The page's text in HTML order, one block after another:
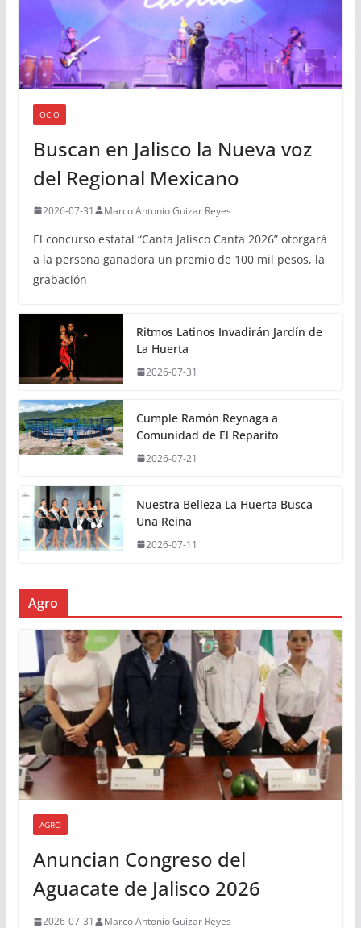
OCIO
Buscan en Jalisco la Nueva voz
del Regional Mexicano
2026-07-31 Marco Antonio Guizar Reyes
El concurso estatal “Canta Jalisco Canta 2026” otorgará
a la persona ganadora un premio de 100 mil pesos, la
grabación
Ritmos Latinos Invadirán Jardín de
La Huerta
2026-07-31
Cumple Ramón Reynaga a
Comunidad de El Reparito
2026-07-21
Nuestra Belleza La Huerta Busca
Una Reina
2026-07-11
Agro
AGRO
Anuncian Congreso del
Aguacate de Jalisco 2026
2026-07-31 Marco Antonio Guizar Reyes